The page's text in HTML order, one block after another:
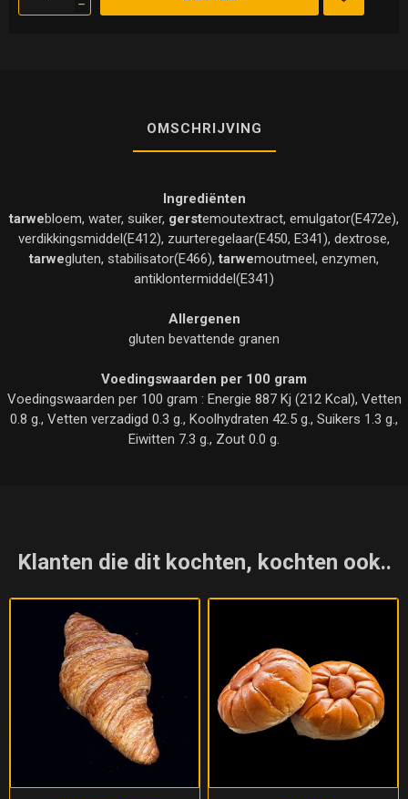
h
OMSCHRIJVING
Ingrediënten
tarwebloem, water, suiker, gerstemoutextract, emulgator(E472e),
verdikkingsmiddel(E412), zuurteregelaar(E450, E341), dextrose,
tarwegluten, stabilisator(E466),tarwemoutmeel, enzymen,
antiklontermiddel(E341)
Allergenen
gluten bevattende granen
Voedingswaarden per 100 gram
Voedingswaarden per 100 gram : Energie 887 Kj (212 Kcal), Vetten
0.8 g., Vetten verzadigd 0.3 g., Koolhydraten 42.5 g., Suikers 1.3 g.,
Eiwitten 7.3 g., Zout 0.0 g.
Klanten die dit kochten, kochten ook..